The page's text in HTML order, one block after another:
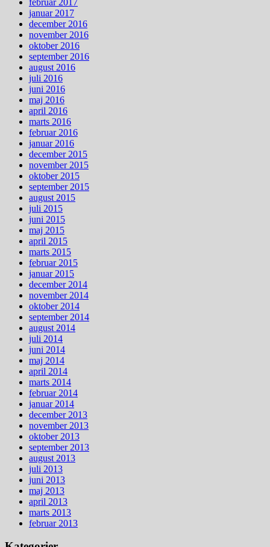
januar 2017
december 2016
november 2016
oktober 2016
september 2016
august 2016
juli 2016
juni 2016
maj 2016
april 2016
marts 2016
februar 2016
januar 2016
december 2015
november 2015
oktober 2015
september 2015
august 2015
juli 2015
juni 2015
maj 2015
april 2015
marts 2015
februar 2015
januar 2015
december 2014
november 2014
oktober 2014
september 2014
august 2014
juli 2014
juni 2014
maj 2014
april 2014
marts 2014
februar 2014
januar 2014
december 2013
november 2013
oktober 2013
september 2013
august 2013
juli 2013
juni 2013
maj 2013
april 2013
marts 2013
februar 2013